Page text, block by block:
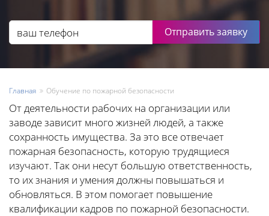
Отправить заявку
Главная Обучение по пожарной безопасности
От деятельности рабочих на организации или
заводе зависит много жизней людей, а также
сохранность имущества. За это все отвечает
пожарная безопасность, которую трудящиеся
изучают. Так они несут большую ответственность,
то их знания и умения должны повышаться и
обновляться. В этом помогает повышение
квалификации кадров по пожарной безопасности.